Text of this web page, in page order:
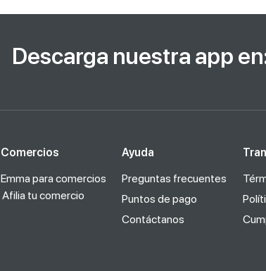
Descarga nuestra app
Comercios
Emma para comercios
Afilia tu comercio
Ayuda
Preguntas frecuentes
Puntos de pago
Contáctanos